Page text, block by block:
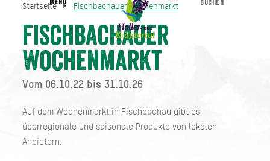
Startseite Fischbachauer Wochenmarkt
Fischbachauer
Wochenmarkt
Vom 06.10.22 bis 31.10.26
Auf dem Wochenmarkt in Fischbachau gibt es
überregionale und saisonale Produkte von lokalen
Anbietern.
Startseite Fischbachauer Wochenmarkt
MENU BUCHEN